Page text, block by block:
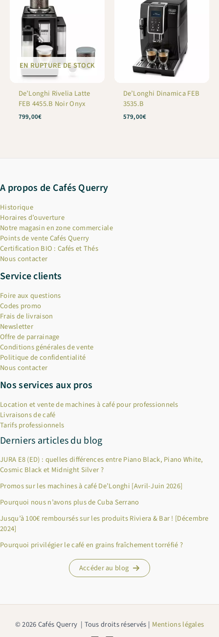
EN RUPTURE DE STOCK
De’Longhi Rivelia Latte
FEB 4455.B Noir Onyx
799,00€
De’Longhi Dinamica FEB
3535.B
579,00€
A propos de Cafés Querry
Historique
Horaires d’ouverture
Notre magasin en zone commerciale
Points de vente Cafés Querry
Certification BIO : Cafés et Thés
Nous contacter
Service clients
Foire aux questions
Codes promo
Frais de livraison
Newsletter
Offre de parrainage
Conditions générales de vente
Politique de confidentialité
Nous contacter
Nos services aux pros
Location et vente de machines à café pour professionnels
Livraisons de café
Tarifs professionnels
Derniers articles du blog
JURA E8 (ED) : quelles différences entre Piano Black, Piano White,
Cosmic Black et Midnight Silver ?
Promos sur les machines à café De’Longhi [Avril-Juin 2026]
Pourquoi nous n’avons plus de Cuba Serrano
Jusqu’à 100€ remboursés sur les produits Riviera & Bar ! [Décembre
2024]
Pourquoi privilégier le café en grains fraîchement torréfié ?
Accéder au blog
© 2026 Cafés Querry | Tous droits réservés | Mentions légales